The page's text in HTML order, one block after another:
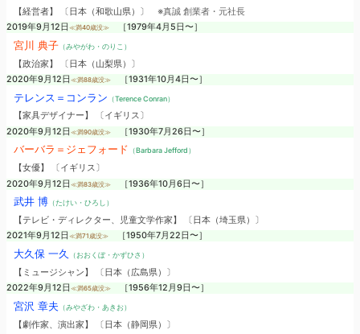
【経営者】 〔日本（和歌山県）〕 ※真誠 創業者・元社長
2019年9月12日 ≪満40歳没≫ ［1979年4月5日〜］
宮川 典子（みやがわ・のりこ）
【政治家】 〔日本（山梨県）〕
2020年9月12日 ≪満88歳没≫ ［1931年10月4日〜］
テレンス＝コンラン （Terence Conran）
【家具デザイナー】 〔イギリス〕
2020年9月12日 ≪満90歳没≫ ［1930年7月26日〜］
バーバラ＝ジェフォード （Barbara Jefford）
【女優】 〔イギリス〕
2020年9月12日 ≪満83歳没≫ ［1936年10月6日〜］
武井 博（たけい・ひろし）
【テレビ・ディレクター、児童文学作家】 〔日本（埼玉県）〕
2021年9月12日 ≪満71歳没≫ ［1950年7月22日〜］
大久保 一久 （おおくぼ・かずひさ）
【ミュージシャン】 〔日本（広島県）〕
2022年9月12日 ≪満65歳没≫ ［1956年12月9日〜］
宮沢 章夫 （みやざわ・あきお）
【劇作家、演出家】 〔日本（静岡県）〕